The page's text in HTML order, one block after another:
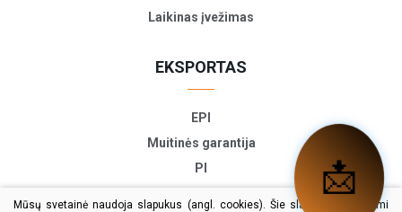
Laikinas įvežimas
EKSPORTAS
EPI
Muitinės garantija
PI
Mūsų svetainė naudoja slapukus (angl. cookies). Šie slapukai naudojami
📩